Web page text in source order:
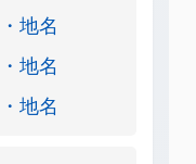
地名
地名
地名